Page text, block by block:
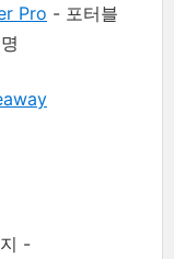
Pro - 포터블
-